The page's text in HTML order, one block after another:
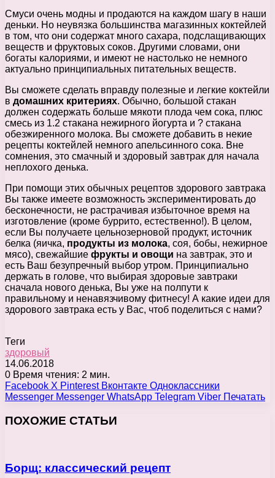
Смуси очень модны и продаются на каждом шагу в наши
деньки. Но неувязка большинства магазинных коктейлей
в том, что они содержат много сахара, подслащивающих
веществ и фруктовых соков. Другими словами, они
богаты калориями, и имеют не настолько не немного
актуально принципиальных питательных веществ.
Вы сможете сделать вправду полезные и легкие коктейли
в домашних критериях. Обычно, большой стакан
должен содержать больше мякоти плода чем сока, плюс
смесь из 1.2 стакана нежирного йогурта и ? стакана
обезжиренного молока. Вы сможете добавить в некие
рецепты коктейлей немного апельсинного сока. Вне
сомнения, это смачный и здоровый завтрак для начала
неплохого денька.
При помощи этих обычных рецептов здорового завтрака
Вы также имеете возможность экспериментировать до
бесконечности, не растрачивая избыточное время на
изготовление (кроме буррито, естественно!). В целом,
если Вы получаете цельнозерновой продукт, источник
белка (яичка, продукты из молока, соя, бобы, нежирное
мясо), свежайшие фрукты и овощи на завтрак, это и
есть Ваш безупречный выбор утром. Принципиально
держать в голове, что выбирая здоровые завтраки
сначала нового денька, Вы уже на полпути к
правильному и ненавязчивому фитнесу! А какие идеи для
здорового завтрака есть у Вас, чтоб поделиться с нами?
Теги
здоровый
14.06.2018
0 Время чтения: 2 мин.
Facebook X Pinterest Вконтакте Одноклассники
Messenger Messenger WhatsApp Telegram Viber Печатать
ПОХОЖИЕ СТАТЬИ
Борщ: классический рецепт